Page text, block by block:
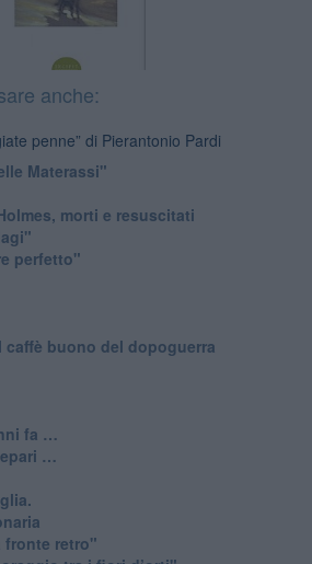
anche:
penne” di Pierantonio Pardi
Materassi"
morti e resuscitati
perfetto"
buono del dopoguerra
fa …
…
fronte retro"